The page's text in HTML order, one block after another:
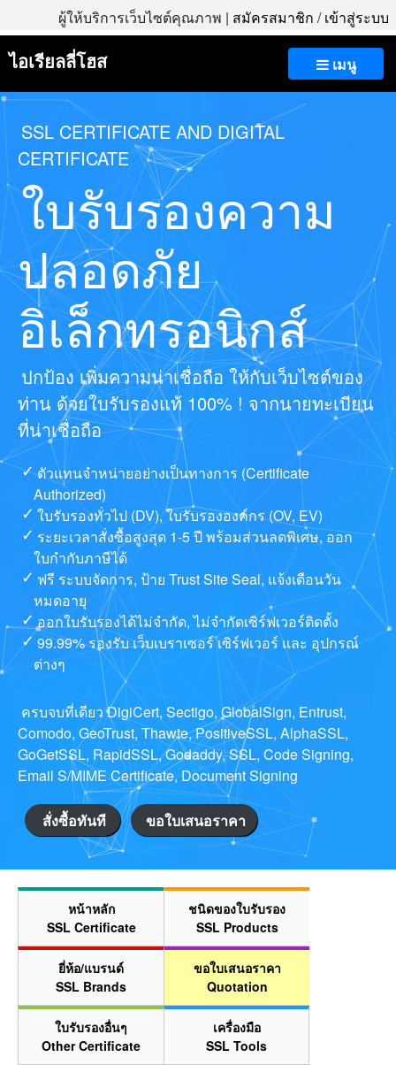
ผู้ให้บริการเว็บไซต์คุณภาพ | สมัครสมาชิก /เข้าสู่ระบบ
เมนู
ไอเรียลลี่โฮส
SSL CERTIFICATE AND DIGITAL
CERTIFICATE
ใบรับรองความ
ปลอดภัย
อิเล็กทรอนิกส์
ปกป้อง เพิ่มความน่าเชื่อถือ ให้กับเว็บไซต์ของ
ท่าน ด้วยใบรับรองแท้ 100% ! จากนายทะเบียน
ที่น่าเชื่อถือ
ตัวแทนจำหน่ายอย่างเป็นทางการ (Certificate
Authorized)
ใบรับรองทั่วไป (DV), ใบรับรององค์กร (OV, EV)
ระยะเวลาสั่งซื้อสูงสุด 1-5 ปี พร้อมส่วนลดพิเศษ, ออก
ใบกำกับภาษีได้
ฟรี ระบบจัดการ, ป้าย Trust Site Seal, แจ้งเตือนวัน
หมดอายุ
ออกใบรับรองได้ไม่จำกัด, ไม่จำกัดเซิร์ฟเวอร์ติดตั้ง
99.99% รองรับ เว็บเบราเซอร์ เซิร์ฟเวอร์ และ อุปกรณ์
ต่างๆ
ครบจบที่เดียว DigiCert, Sectigo, GlobalSign, Entrust,
Comodo, GeoTrust, Thawte, PositiveSSL, AlphaSSL,
GoGetSSL, RapidSSL, Godaddy, SSL, Code Signing,
Email S/MIME Certificate, Document Signing
สั่งซื้อทันที ขอใบเสนอราคา
หน้าหลัก
SSL Certificate
ชนิดของใบรับรอง
SSL Products
ยี่ห้อ/แบรนด์
SSL Brands
ขอใบเสนอราคา
Quotation
ใบรับรองอื่นๆ
Other Certificate
เครื่องมือ
SSL Tools